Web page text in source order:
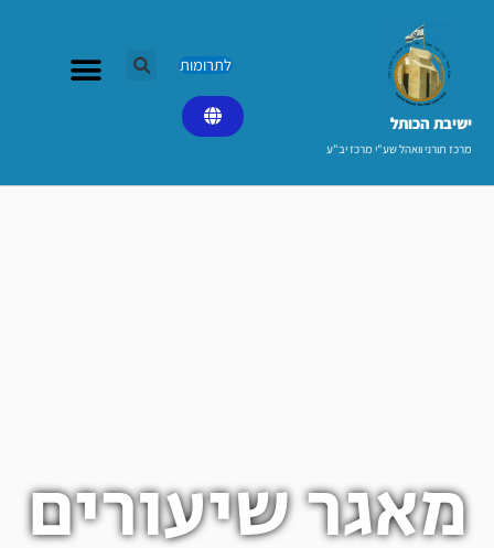
ישיבת הכותל​
מרכז תורני וואהל שע"י מרכז יב"ע
לתרומות
מאגר שיעורים